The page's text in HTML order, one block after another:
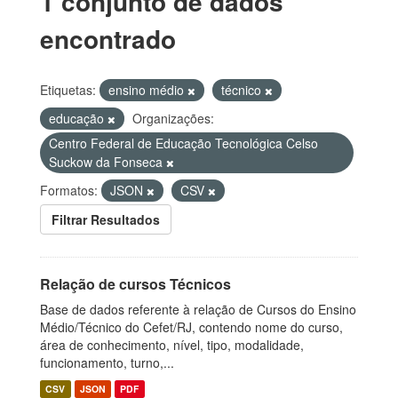
encontrado
Etiquetas: ensino médio
técnico
educação
Organizações:
Centro Federal de Educação Tecnológica Celso
Suckow da Fonseca
Formatos:
JSON
CSV
Filtrar Resultados
Relação de cursos Técnicos
Base de dados referente à relação de Cursos do Ensino
Médio/Técnico do Cefet/RJ, contendo nome do curso,
área de conhecimento, nível, tipo, modalidade,
funcionamento, turno,...
CSV JSON PDF